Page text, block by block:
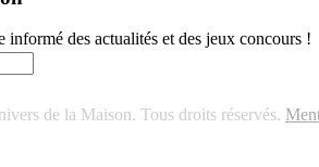
informé des actualités et des jeux concours !
de la Maison. Tous droits réservés.